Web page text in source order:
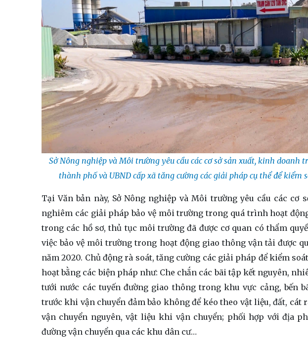
Sở Nông nghiệp và Môi trường yêu cầu các cơ sở sản xuất, kinh doanh
thành phố và UBND cấp xã tăng cường các giải pháp cụ thể để
Tại Văn bản này, Sở Nông nghiệp và Môi trường yêu cầu các cơ
nghiêm các giải pháp bảo vệ môi trường trong quá trình hoạt
trong các hồ sơ, thủ tục môi trường đã được cơ quan có thẩm
việc bảo vệ môi trường trong hoạt động giao thông vận tải được
năm 2020. Chủ động rà soát, tăng cường các giải pháp để kiểm
hoạt bằng các biện pháp như: Che chắn các bãi tập kết nguyên,
tưới nước các tuyến đường giao thông trong khu vực cảng, bến
trước khi vận chuyển đảm bảo không để kéo theo vật liệu, đất,
vận chuyển nguyên, vật liệu khi vận chuyển; phối hợp với địa
đường vận chuyển qua các khu dân cư…